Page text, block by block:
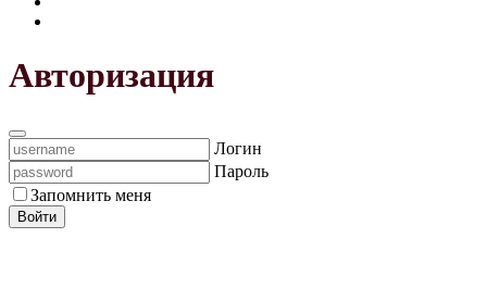
Авторизация
Логин
Пароль
Запомнить меня
Войти